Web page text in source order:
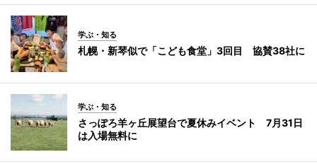
学ぶ・知る
札幌・新琴似で「こども食堂」3回目 協賛38社に
学ぶ・知る
さっぽろ羊ヶ丘展望台で夏休みイベント 7月31日
は入場無料に